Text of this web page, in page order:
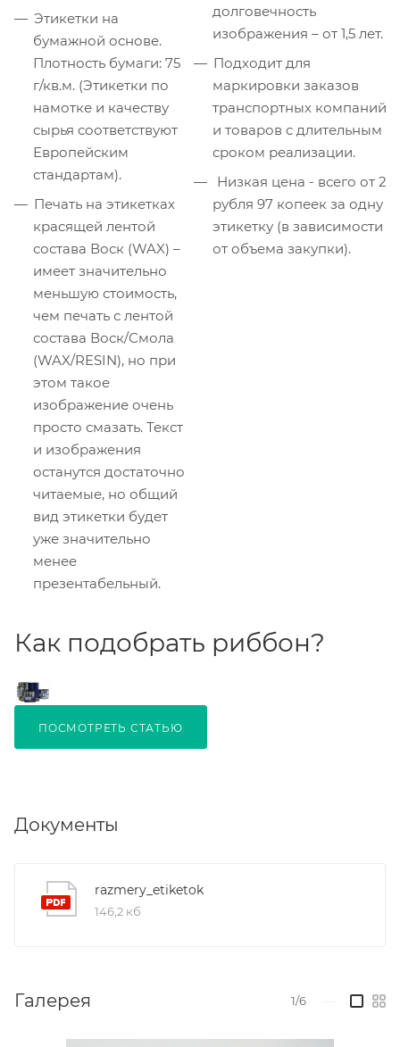
Этикетки на
бумажной основе.
Плотность бумаги: 75
г/кв.м. (Этикетки по
намотке и качеству
сырья соответствуют
Европейским
стандартам).
Печать на этикетках
красящей лентой
состава Воск (WAX) –
имеет значительно
меньшую стоимость,
чем печать с лентой
состава Воск/Смола
(WAX/RESIN), но при
этом такое
изображение очень
просто смазать. Текст
и изображения
останутся достаточно
читаемые, но общий
вид этикетки будет
уже значительно
менее
презентабельный.
долговечность
изображения – от 1,5 лет.
Подходит для
маркировки заказов
транспортных компаний
и товаров с длительным
сроком реализации.
рубля 97 копеек за одну
этикетку (в зависимости
от объема закупки).
Как подобрать риббон?
ПОСМОТРЕТЬ СТАТЬЮ
Документы
razmery_etiketok
146,2 кб
Галерея 1/6